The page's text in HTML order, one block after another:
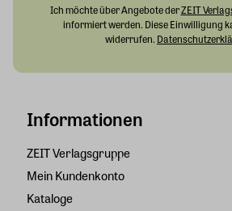
Informationen
ZEIT Verlagsgruppe
Mein Kundenkonto
Kataloge
Ich möchte über Angebote derZEIT
informiert werden. Diese Einwilligung
widerrufen.